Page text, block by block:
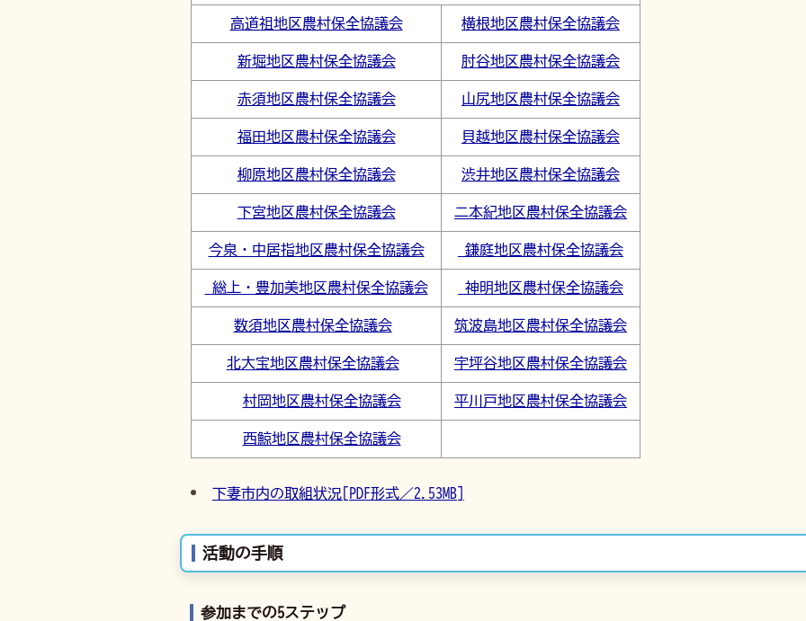
高道祖地区農村保全協議会 横根地区農村保全協議会
新堀地区農村保全協議会 肘谷地区農村保全協議会
赤須地区農村保全協議会 山尻地区農村保全協議会
福田地区農村保全協議会 貝越地区農村保全協議会
柳原地区農村保全協議会 渋井地区農村保全協議会
下宮地区農村保全協議会 二本紀地区農村保全協議会
今泉・中居指地区農村保全協議会 鎌庭地区農村保全協議会
総上・豊加美地区農村保全協議会 神明地区農村保全協議会
数須地区農村保全協議会 筑波島地区農村保全協議会
北大宝地区農村保全協議会 宇坪谷地区農村保全協議会
村岡地区農村保全協議会 平川戸地区農村保全協議会
西鯨地区農村保全協議会
下妻市内の取組状況[PDF形式／2.53MB]
活動の手順
参加までの5ステップ